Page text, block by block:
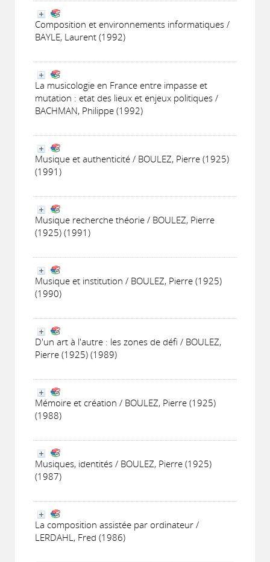
Composition et environnements informatiques /
BAYLE, Laurent (1992)
La musicologie en France entre impasse et
mutation : etat des lieux et enjeux politiques /
BACHMAN, Philippe (1992)
Musique et authenticité / BOULEZ, Pierre (1925)
(1991)
Musique recherche théorie / BOULEZ, Pierre
(1925) (1991)
Musique et institution / BOULEZ, Pierre (1925)
(1990)
D'un art à l'autre : les zones de défi / BOULEZ,
Pierre (1925) (1989)
Mémoire et création / BOULEZ, Pierre (1925)
(1988)
Musiques, identités / BOULEZ, Pierre (1925)
(1987)
La composition assistée par ordinateur /
LERDAHL, Fred (1986)